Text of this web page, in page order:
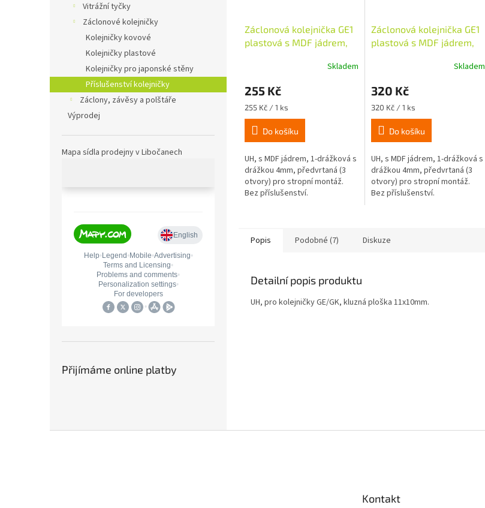
Vitrážní tyčky
Záclonové kolejničky
Kolejničky kovové
Kolejničky plastové
Kolejničky pro japonské stěny
Příslušenství kolejničky
Záclony, závěsy a polštáře
Výprodej
Mapa sídla prodejny v Libočanech
Přijímáme online platby
Záclonová kolejnička GE1
plastová s MDF jádrem,
Skladem
255 Kč
Měrná
cena:
255 Kč / 1 ks
Do košíku
UH, s MDF jádrem, 1-drážková s
drážkou 4mm, předvrtaná (3
otvory) pro stropní montáž.
Bez příslušenství.
Záclonová kolejnička GE1
plastová s MDF jádrem,
Skladem
320 Kč
Měrná
cena:
320 Kč / 1 ks
Do košíku
UH, s MDF jádrem, 1-drážková s
drážkou 4mm, předvrtaná (3
otvory) pro stropní montáž.
Bez příslušenství.
Popis Podobné (7) Diskuze
Detailní popis produktu
UH, pro kolejničky GE/GK, kluzná ploška 11x10mm.
Kontakt